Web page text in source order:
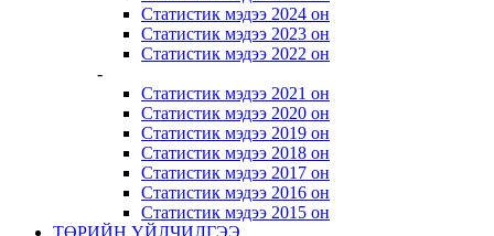
Статистик мэдээ 2024 он
Статистик мэдээ 2023 он
Статистик мэдээ 2022 он
-
Статистик мэдээ 2021 он
Статистик мэдээ 2020 он
Статистик мэдээ 2019 он
Статистик мэдээ 2018 он
Статистик мэдээ 2017 он
Статистик мэдээ 2016 он
Статистик мэдээ 2015 он
ТӨРИЙН ҮЙЛЧИЛГЭЭ